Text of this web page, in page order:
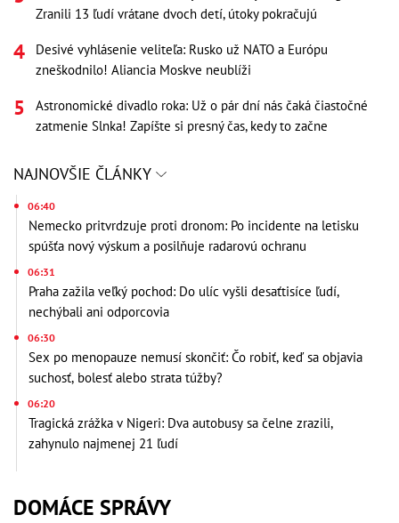
Zranili 13 ľudí vrátane dvoch detí, útoky pokračujú
Desivé vyhlásenie veliteľa: Rusko už NATO a Európu
zneškodnilo! Aliancia Moskve neublíži
Astronomické divadlo roka: Už o pár dní nás čaká čiastočné
zatmenie Slnka! Zapíšte si presný čas, kedy to začne
NAJNOVŠIE ČLÁNKY
06:40
Nemecko pritvrdzuje proti dronom: Po incidente na letisku
spúšťa nový výskum a posilňuje radarovú ochranu
06:31
Praha zažila veľký pochod: Do ulíc vyšli desaťtisíce ľudí,
nechýbali ani odporcovia
06:30
Sex po menopauze nemusí skončiť: Čo robiť, keď sa objavia
suchosť, bolesť alebo strata túžby?
06:20
Tragická zrážka v Nigeri: Dva autobusy sa čelne zrazili,
zahynulo najmenej 21 ľudí
DOMÁCE SPRÁVY